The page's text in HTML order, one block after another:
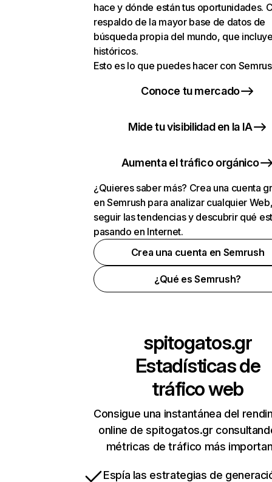
hace y dónde están tus oportunidades.
respaldo de la mayor base de datos de
búsqueda propia del mundo, que
históricos.
Esto es lo que puedes hacer con
Conoce tu mercado
Mide tu visibilidad en la IA
Aumenta el tráfico orgánico
¿Quieres saber más? Crea una cuenta
en Semrush para analizar cualquier
seguir las tendencias y descubrir qué
pasando en Internet.
Crea una cuenta en Semrush
¿Qué es Semrush?
spitogatos.gr
Estadísticas de
tráfico web
Consigue una instantánea del
online de spitogatos.gr
métricas de tráfico más
Espía las estrategias de